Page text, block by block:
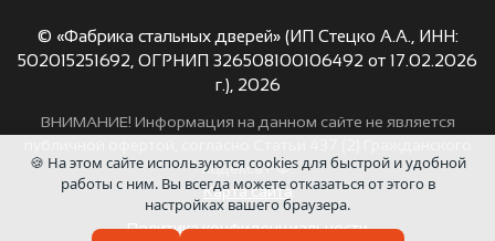
© «Фабрика стальных дверей» (ИП Стецко А.А., ИНН:
502015251692, ОГРНИП 326508100106492 от 17.02.2026
г.), 2026
ВНИМАНИЕ! Информация на данном сайте не является
кодекса РФ.
Карта сайта
Политика конфиденциальности
🍪 На этом сайте используются cookies для быстрой и удобной
работы с ним. Вы всегда можете отказаться от этого в
настройках вашего браузера.